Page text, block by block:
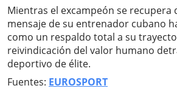
Mientras el excampeón se recupera
mensaje de su entrenador cubano
como un respaldo total a su
reivindicación del valor humano
deportivo de élite.
Fuentes: EUROSPORT